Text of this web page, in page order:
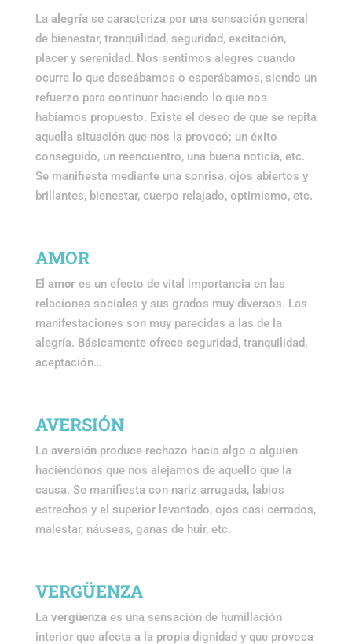
La alegríase caracteriza por una sensación general
de bienestar, tranquilidad, seguridad, excitación,
placer y serenidad. Nos sentimos alegres cuando
ocurre lo que deseábamos o esperábamos, siendo un
refuerzo para continuar haciendo lo que nos
habíamos propuesto. Existe el deseo de que se repita
aquella situación que nos la provocó; un éxito
conseguido, un reencuentro, una buena noticia, etc.
Se manifiesta mediante una sonrisa, ojos abiertos y
brillantes, bienestar, cuerpo relajado, optimismo, etc.
AMOR
El amor es un efecto de vital importancia en las
relaciones sociales y sus grados muy diversos. Las
manifestaciones son muy parecidas a las de la
alegría. Básicamente ofrece seguridad, tranquilidad,
aceptación…
AVERSIÓN
La aversiónproduce rechazo hacia algo o alguien
haciéndonos que nos alejamos de aquello que la
causa. Se manifiesta con nariz arrugada, labios
estrechos y el superior levantado, ojos casi cerrados,
malestar, náuseas, ganas de huir, etc.
VERGÜENZA
La vergüenzaes una sensación de humillación
interior que afecta a la propia dignidad y que provoca